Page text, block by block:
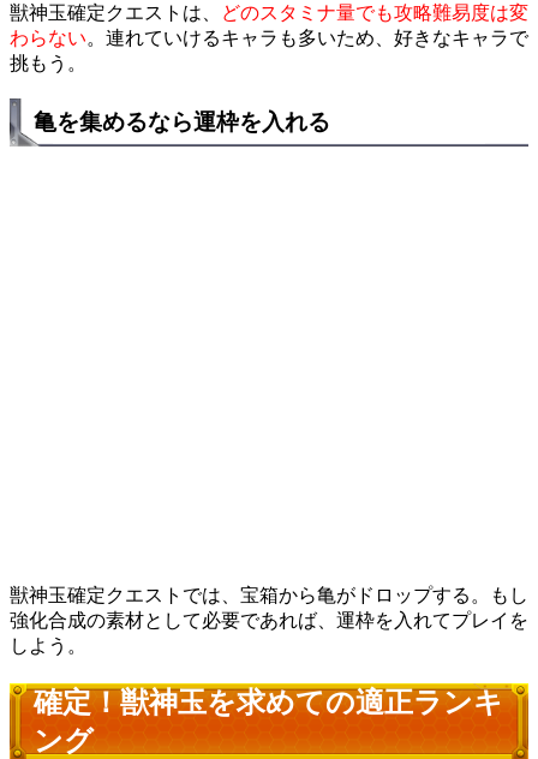
獣神玉確定クエストは、
どのスタミナ量でも攻略難易度は変
わらない。連れていけるキャラも多いため、好きなキャラで
挑もう。
亀を集めるなら運枠を入れる
獣神玉確定クエストでは、宝箱から亀がドロップする。もし
強化合成の素材として必要であれば、運枠を入れてプレイを
しよう。
確定！獣神玉を求めての適正ランキ
ング